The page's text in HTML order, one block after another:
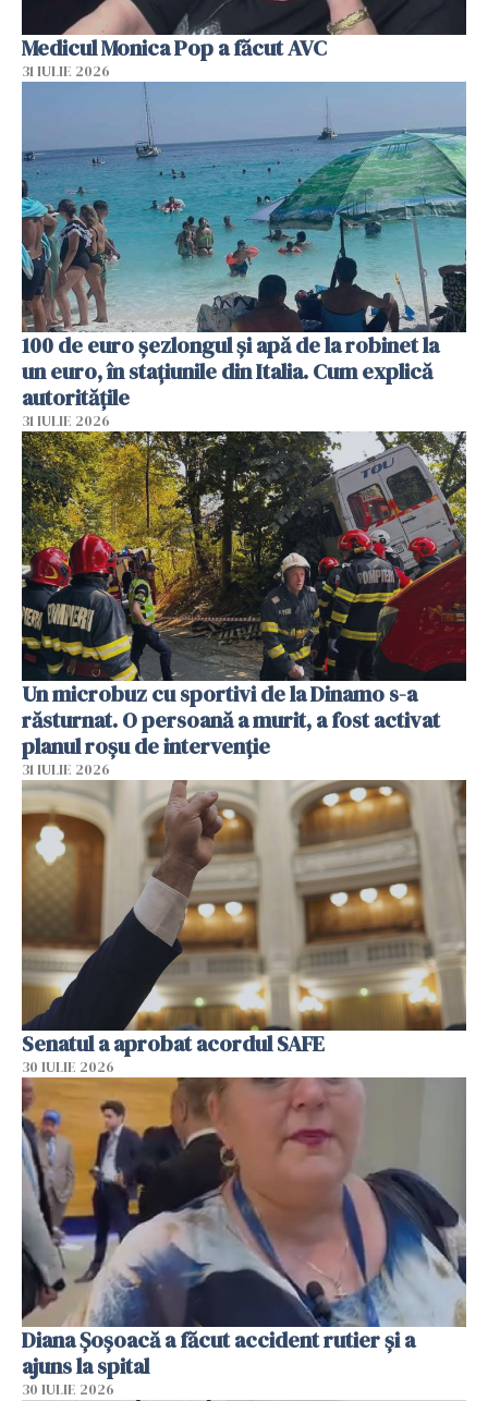
Medicul Monica Pop a făcut AVC
31 IULIE 2026
100 de euro șezlongul și apă de la robinet la
un euro, în stațiunile din Italia. Cum explică
autoritățile
31 IULIE 2026
Un microbuz cu sportivi de la Dinamo s-a
răsturnat. O persoană a murit, a fost activat
planul roșu de intervenție
31 IULIE 2026
Senatul a aprobat acordul SAFE
30 IULIE 2026
Diana Șoșoacă a făcut accident rutier și a
ajuns la spital
30 IULIE 2026